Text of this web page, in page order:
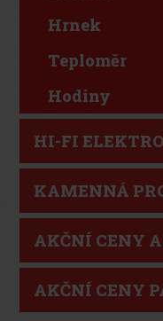
Hrnek
Teploměr
Hodiny
HI-FI ELEKTRO
KAMENNÁ
AKČNÍ CENY
AKČNÍ CENY